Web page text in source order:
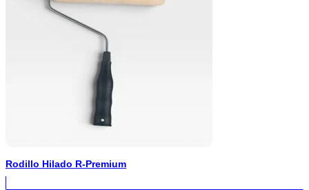
Rodillo Hilado R-Premium